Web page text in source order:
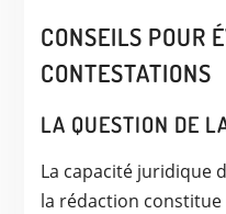
CONSEILS POUR
CONTESTATIONS
LA QUESTION DE
La capacité juridique
la rédaction